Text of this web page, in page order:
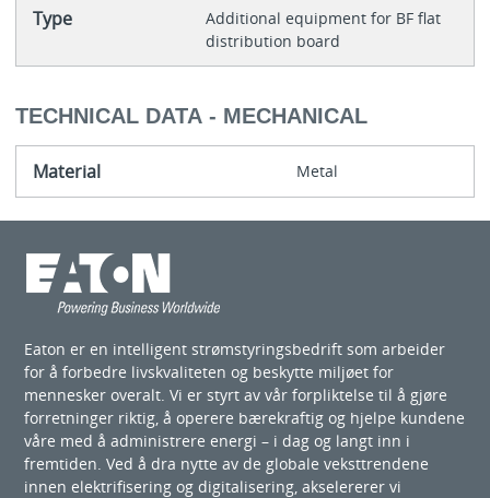
Type
Additional equipment for BF flat
distribution board
TECHNICAL DATA - MECHANICAL
Material Metal
Eaton er en intelligent strømstyringsbedrift som arbeider
for å forbedre livskvaliteten og beskytte miljøet for
mennesker overalt. Vi er styrt av vår forpliktelse til å gjøre
forretninger riktig, å operere bærekraftig og hjelpe kundene
våre med å administrere energi – i dag og langt inn i
fremtiden. Ved å dra nytte av de globale veksttrendene
innen elektrifisering og digitalisering, akselererer vi